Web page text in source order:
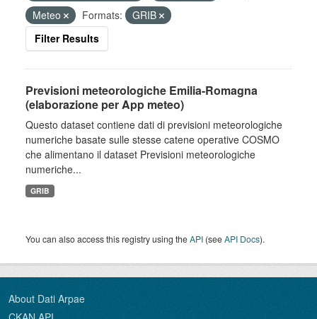
Meteo
Formats:
GRIB
Filter Results
Previsioni meteorologiche Emilia-Romagna
(elaborazione per App meteo)
Questo dataset contiene dati di previsioni meteorologiche
numeriche basate sulle stesse catene operative COSMO
che alimentano il dataset Previsioni meteorologiche
numeriche...
GRIB
You can also access this registry using theAPI (seeAPI Docs).
About Dati Arpae